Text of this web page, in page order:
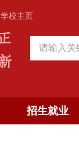
学校主页
招生就业